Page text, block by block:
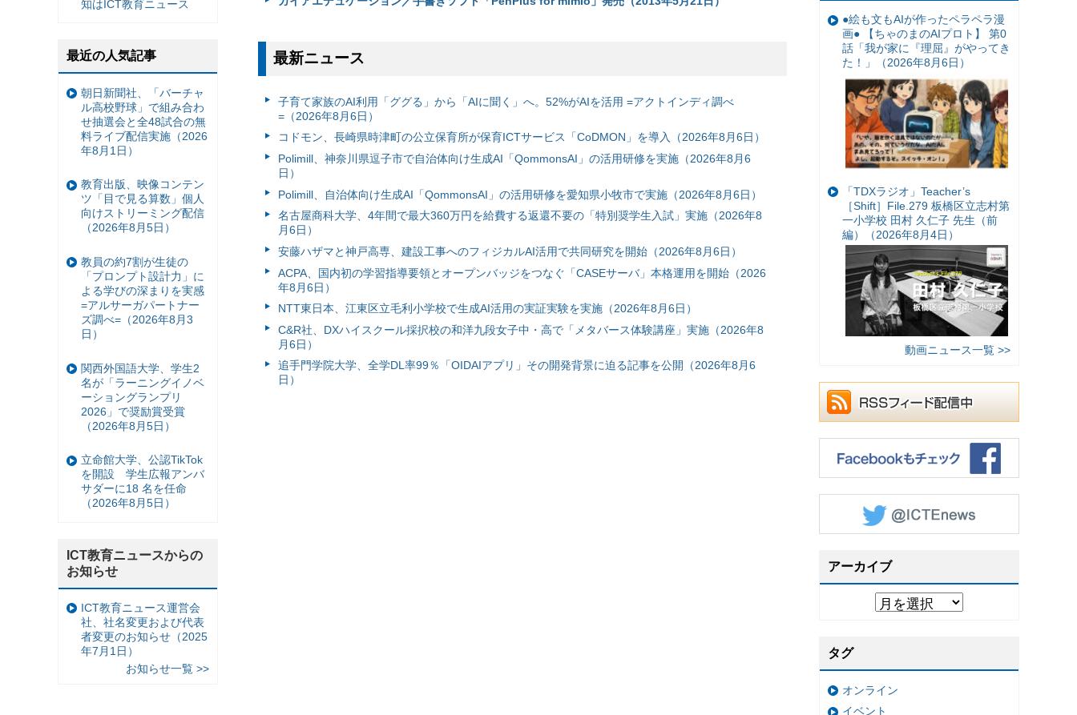
最新ニュース
子育て家族のAI利用「ググる」から「AIに聞く」へ。52%がAIを活用 =アクトインディ調べ
=（2026年8月6日）
コドモン、長崎県時津町の公立保育所が保育ICTサービス「CoDMON」を導入（2026年8月6日）
Polimill、神奈川県逗子市で自治体向け生成AI「QommonsAI」の活用研修を実施（2026年8月6
日）
Polimill、自治体向け生成AI「QommonsAI」の活用研修を愛知県小牧市で実施（2026年8月6日）
名古屋商科大学、4年間で最大360万円を給費する返還不要の「特別奨学生入試」実施（2026年8
月6日）
安藤ハザマと神戸高専、建設工事へのフィジカルAI活用で共同研究を開始（2026年8月6日）
ACPA、国内初の学習指導要領とオープンバッジをつなぐ「CASEサーバ」本格運用を開始（2026
年8月6日）
NTT東日本、江東区立毛利小学校で生成AI活用の実証実験を実施（2026年8月6日）
C&R社、DXハイスクール採択校の和洋九段女子中・高で「メタバース体験講座」実施（2026年8
月6日）
追手門学院大学、全学DL率99％「OIDAIアプリ」その開発背景に迫る記事を公開（2026年8月6
日）
●絵も文もAIが作ったペラペラ漫
画● 【ちゃのまのAIプロト】 第0
話「我が家に『理屈』がやってき
た！」（2026年8月6日）
「TDXラジオ」Teacher’s
［Shift］File.279 板橋区立志村第
一小学校 田村 久仁子 先生（前
編）（2026年8月4日）
動画ニュース一覧 >>
アーカイブ
タグ
オンライン
イベント
知はICT教育ニュース
最近の人気記事
朝日新聞社、「バーチャ
ル高校野球」で組み合わ
せ抽選会と全48試合の無
料ライブ配信実施（2026
年8月1日）
教育出版、映像コンテン
ツ「目で見る算数」個人
向けストリーミング配信
（2026年8月5日）
教員の約7割が生徒の
「プロンプト設計力」に
よる学びの深まりを実感
=アルサーガパートナー
ズ調べ=（2026年8月3
日）
関西外国語大学、学生2
名が「ラーニングイノベ
ーショングランプリ
2026」で奨励賞受賞
（2026年8月5日）
立命館大学、公認TikTok
を開設 学生広報アンバ
サダーに18 名を任命
（2026年8月5日）
ICT教育ニュースからの
お知らせ
ICT教育ニュース運営会
社、社名変更および代表
者変更のお知らせ（2025
年7月1日）
お知らせ一覧 >>